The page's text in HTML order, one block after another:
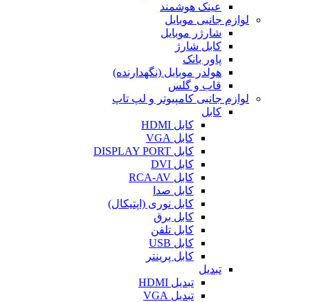
عینک هوشمند
لوازم جانبی موبایل
شارژر موبایل
کابل شارژ
پاور بانک
هولدر موبایل (نگهدارنده)
قاب و گلس
لوازم جانبی کامپیوتر و لپ تاپ
کابل
کابل HDMI
کابل VGA
کابل DISPLAY PORT
کابل DVI
کابل RCA-AV
کابل صدا
کابل نوری (اپتیکال)
کابل برق
کابل تلفن
کابل USB
کابل پرینتر
تبدیل
تبدیل HDMI
تبدیل VGA